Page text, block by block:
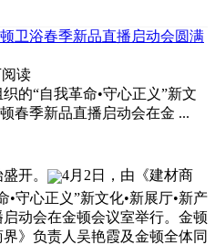
卫浴春季新品直播启动会圆满
阅读
的“自我革命•守心正义”新文
春季新品直播启动会在金 ...
开。
4月2日，由《建材商
守心正义”新文化•新展厅•新产
动会在金顿会议室举行。金顿
》负责人吴艳霞及金顿全体同